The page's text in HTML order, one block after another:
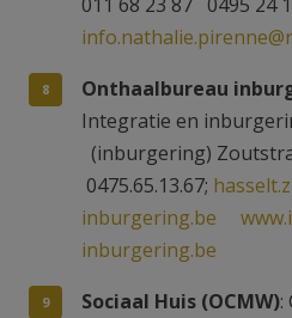
Onthaalbureau
Integratie en
(inburgering)
0475.65.13.67;
inburgering.be
inburgering.be
Sociaal Huis (OCMW):